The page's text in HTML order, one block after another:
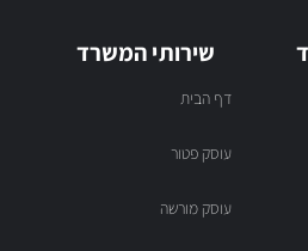
שירותי המשרד
דף הבית
עוסק פטור
עוסק מורשה